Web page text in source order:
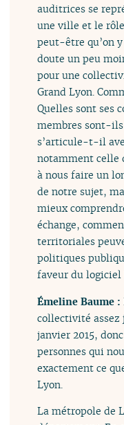
auditrices se
une ville et le
peut-être qu’on
doute un peu
pour une
Grand Lyon.
Quelles sont ses
membres sont-
s’articule-t-il
notamment celle
à nous faire un
de notre sujet,
mieux
échange,
territoriales
politiques
faveur du logiciel
Émeline Baume :
collectivité assez
janvier 2015,
personnes qui
exactement ce
Lyon.
La métropole de